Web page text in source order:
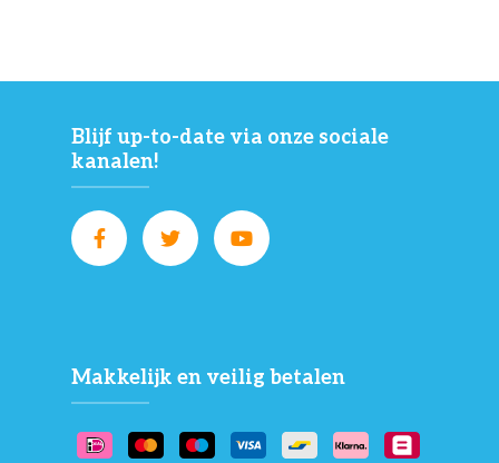
Blijf up-to-date via onze sociale
kanalen!
Makkelijk en veilig betalen